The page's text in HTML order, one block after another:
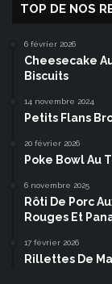
TOP DE NOS
6 février 2026
Cheesecake
Biscuits
14 novembre 2024
Petits Flans
20 février 2026
Poke Bowl Au
6 novembre 2025
Rôti De Porc
Rouges Et
17 février 2026
Rillettes De